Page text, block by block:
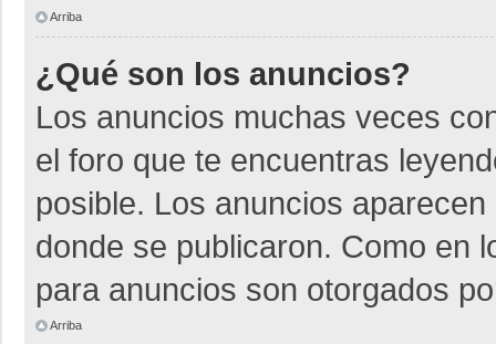
Arriba
¿Qué son los anuncios?
Los anuncios muchas veces
el foro que te encuentras
posible. Los anuncios
donde se publicaron. Como en
para anuncios son otorgados
Arriba